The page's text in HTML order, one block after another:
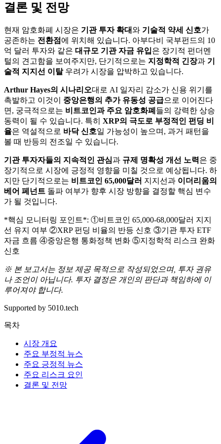
결론 및 전망
현재 암호화폐 시장은 기관 투자 확대와 기술적 약세 신호가
공존하는 전환점 에 위치해 있습니다. 아부다비 국부펀드의 10
억 달러 투자와 같은 대규모 기관 자금 유입은 장기적 펀더멘
털의 견고함을 보여주지만, 단기적으로는 지정학적 긴장과 기
술적 지지선 이탈우려가 시장을 압박하고 있습니다.
Arthur Hayes의 시나리오대로 AI 일자리 감소가 신용 위기를
촉발하고 이것이 중앙은행의 추가 유동성 공급으로 이어진다
면, 궁극적으로는 비트코인과 주요 암호화폐 들의 강력한 상승
동력이 될 수 있습니다. 특히 XRP의 극도로 부정적인 펀딩 비
율은 역설적으로 바닥 신호일 가능성이 높으며, 과거 패턴을
볼 때 반등의 전조일 수 있습니다.
기관 투자자들의 지속적인 관심과 규제 명확성 개선 노력은 중
장기적으로 시장에 긍정적 영향을 미칠 것으로 예상됩니다. 하
지만 단기적으로는 비트코인 65,000달러 지지선과 이더리움의
베어 페넌트 돌파 여부가 향후 시장 방향을 결정할 핵심 변수
가 될 것입니다.
*핵심 모니터링 포인트*: ①비트코인 65,000-68,000달러 지지
선 유지 여부 ②XRP 펀딩 비율의 반등 신호 ③기관 투자 ETF
자금 흐름 ④중앙은행 통화정책 변화 ⑤지정학적 리스크 완화
신호
※ 본 보고서는 정보 제공 목적으로 작성되었으며, 투자 권유
나 조언이 아닙니다. 투자 결정은 개인의 판단과 책임하에 이
루어져야 합니다.
Supported by 5010.tech
목차
시장 개요
주요 부정적 뉴스
주요 긍정적 뉴스
주요 리스크 요인
결론 및 전망